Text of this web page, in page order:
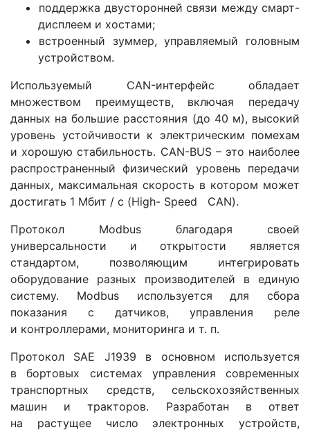
поддержка двусторонней связи между смарт-
дисплеем и хостами;
встроенный зуммер, управляемый головным
устройством.
Используемый CAN-интерфейс обладает
множеством преимуществ, включая передачу
данных на большие расстояния (до 40 м), высокий
уровень устойчивости к электрическим помехам
и хорошую стабильность. CAN-BUS – это наиболее
распространенный физический уровень передачи
данных, максимальная скорость в котором может
достигать 1 Мбит / с (High- Speed CAN).
Протокол Modbus благодаря своей
универсальности и открытости является
стандартом, позволяющим интегрировать
оборудование разных производителей в единую
систему. Modbus используется для сбора
показания с датчиков, управления реле
и контроллерами, мониторинга и т. п.
Протокол SAE J1939 в основном используется
в бортовых системах управления современных
транспортных средств, сельскохозяйственных
машин и тракторов. Разработан в ответ
на растущее число электронных устройств,